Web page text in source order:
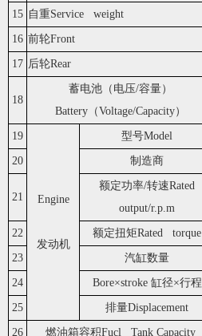
15 自重Service weight
16 前轮Front
17 后轮Rear
18
蓄电池（电压/容量）
Battery（Voltage/Capacity）
19
Engine
发动机
型号Model
20 制造商
21
额定功率/转速Rated
output/r.p.m
22 额定扭矩Rated torque
23 汽缸数量
24 Bore×stroke 缸径×行程
25 排量Displacement
26 燃油箱容积Fucl Tank Capacity